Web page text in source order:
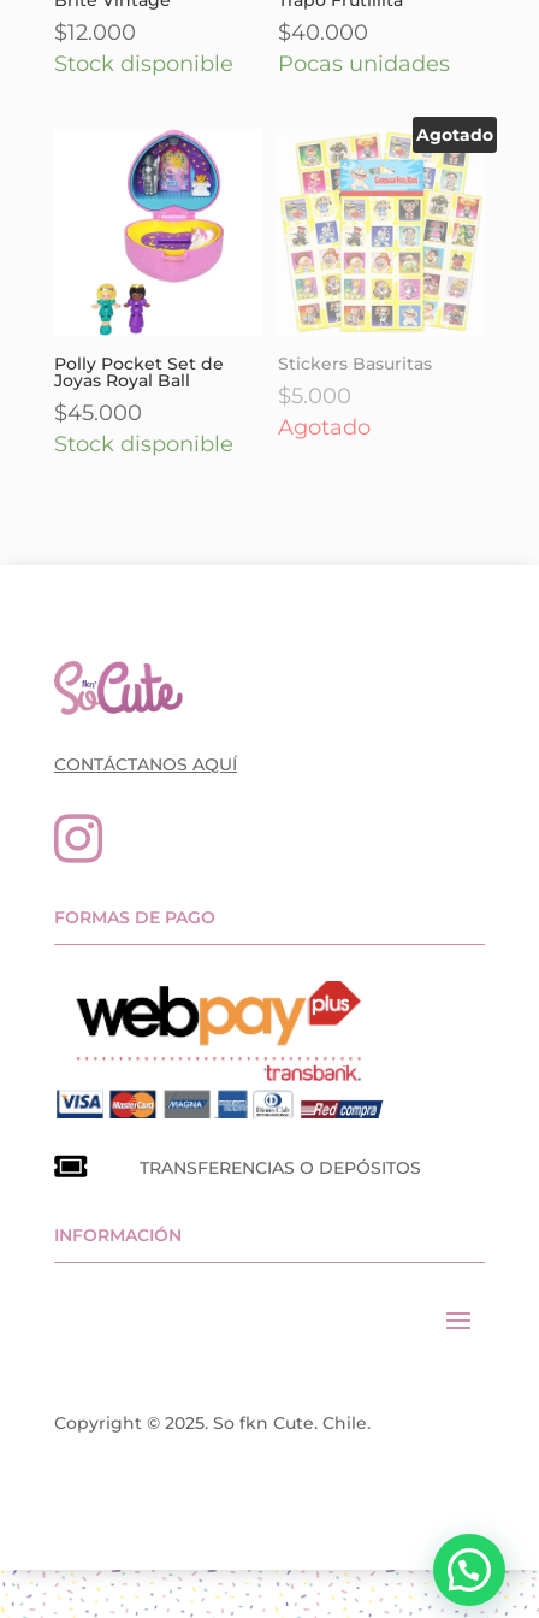
$12.000
Stock disponible
$40.000
Pocas unidades
Polly Pocket Set de
Joyas Royal Ball
$45.000
Stock disponible
Agotado
Stickers Basuritas
$5.000
Agotado
CONTÁCTANOS AQUÍ

FORMAS DE PAGO
TRANSFERENCIAS O DEPÓSITOS
INFORMACIÓN
Copyright © 2025. So fkn Cute. Chile.